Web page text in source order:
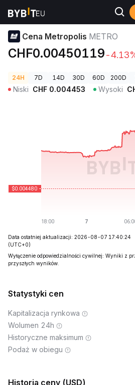
Ceny kryptowalut Cena Metropolis
Cena Metropolis METRO
CHF0.00450119-
24H 7D 14D 30D 60D 200D
Niski CHF 0.004453 Wysoki
Data ostatniej aktualizacji: 2026-08-07 17:40:24
(UTC+0)
Wyłączenie odpowiedzialności cywilnej: Wyniki z
przyszłych wyników.
Statystyki cen
Kapitalizacja rynkowa
Wolumen 24h
Historyczne maksimum
Podaż w obiegu
Historia ceny (USD)